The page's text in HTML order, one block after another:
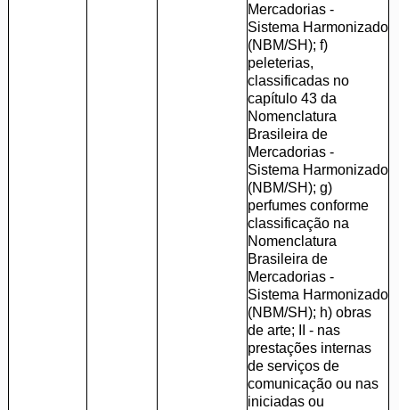
Mercadorias -
Sistema Harmonizado
(NBM/SH); f)
peleterias,
classificadas no
capítulo 43 da
Nomenclatura
Brasileira de
Mercadorias -
Sistema Harmonizado
(NBM/SH); g)
perfumes conforme
classificação na
Nomenclatura
Brasileira de
Mercadorias -
Sistema Harmonizado
(NBM/SH); h) obras
de arte; II - nas
prestações internas
de serviços de
comunicação ou nas
iniciadas ou